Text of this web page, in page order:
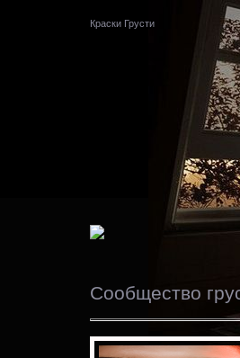
Краски Грусти
Сообщество